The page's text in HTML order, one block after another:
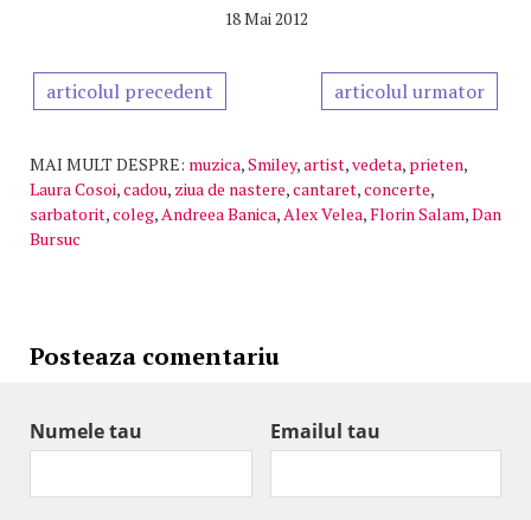
18 Mai 2012
articolul precedent articolul urmator
MAI MULT DESPRE: muzica,Smiley,artist,vedeta, prieten,
Laura Cosoi,cadou, ziua de nastere,cantaret,concerte,
sarbatorit,coleg,Andreea Banica,Alex Velea,Florin Salam,Dan
Bursuc
Posteaza comentariu
Numele tau Emailul tau